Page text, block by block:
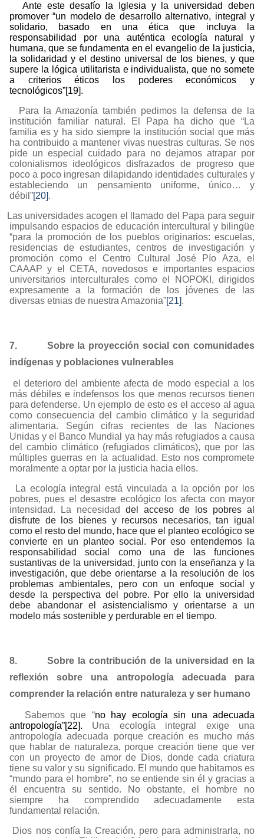
Ante este desafío la Iglesia y la universidad deben
promover “un modelo de desarrollo alternativo, integral y
solidario, basado en una ética que incluya la
responsabilidad por una auténtica ecología natural y
humana, que se fundamenta en el evangelio de la justicia,
la solidaridad y el destino universal de los bienes, y que
supere la lógica utilitarista e individualista, que no somete
a criterios éticos los poderes económicos y
tecnológicos”[19].
Para la Amazonía también pedimos la defensa de la
institución familiar natural. El Papa ha dicho que “La
familia es y ha sido siempre la institución social que más
ha contribuido a mantener vivas nuestras culturas. Se nos
pide un especial cuidado para no dejarnos atrapar por
colonialismos ideológicos disfrazados de progreso que
poco a poco ingresan dilapidando identidades culturales y
estableciendo un pensamiento uniforme, único… y
débil”[20].
Las universidades acogen el llamado del Papa para seguir
impulsando espacios de educación intercultural y bilingüe
“para la promoción de los pueblos originarios: escuelas,
residencias de estudiantes, centros de investigación y
promoción como el Centro Cultural José Pío Aza, el
CAAAP y el CETA, novedosos e importantes espacios
universitarios interculturales como el NOPOKI, dirigidos
expresamente a la formación de los jóvenes de las
diversas etnias de nuestra Amazonia”[21].
7.
Sobre la proyección social con comunidades
indígenas y poblaciones vulnerables
el deterioro del ambiente afecta de modo especial a los
más débiles e indefensos los que menos recursos tienen
para defenderse. Un ejemplo de esto es el acceso al agua
como consecuencia del cambio climático y la seguridad
alimentaria. Según cifras recientes de las Naciones
Unidas y el Banco Mundial ya hay más refugiados a causa
del cambio climático (refugiados climáticos), que por las
múltiples guerras en la actualidad. Esto nos compromete
moralmente a optar por la justicia hacia ellos.
La ecología integral está vinculada a la opción por los
pobres, pues el desastre ecológico los afecta con mayor
intensidad. La necesidad del acceso de los pobres al
disfrute de los bienes y recursos necesarios, tan igual
como el resto del mundo, hace que el planteo ecológico se
convierte en un planteo social. Por eso entendemos la
responsabilidad social como una de las funciones
sustantivas de la universidad, junto con la enseñanza y la
investigación, que debe orientarse a la resolución de los
problemas ambientales, pero con un enfoque social y
desde la perspectiva del pobre. Por ello la universidad
debe abandonar el asistencialismo y orientarse a un
modelo más sostenible y perdurable en el tiempo.
8.
Sobre la contribución de la universidad en la
reflexión sobre una antropología adecuada para
comprender la relación entre naturaleza y ser humano
Sabemos que “no hay ecología sin una adecuada
antropología”[22]. Una ecología integral exige una
antropología adecuada porque creación es mucho más
que hablar de naturaleza, porque creación tiene que ver
con un proyecto de amor de Dios, donde cada criatura
tiene su valor y su significado. El mundo que habitamos es
“mundo para el hombre”, no se entiende sin él y gracias a
él encuentra su sentido. No obstante, el hombre no
siempre ha comprendido adecuadamente esta
fundamental relación.
Dios nos confía la Creación, pero para administrarla, no